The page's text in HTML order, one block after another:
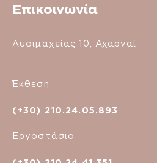
Επικοινωνία
Λυσιμαχείας 10, Αχαρναί
Έκθεση
(+30) 210.24.05.893
Εργοστάσιο